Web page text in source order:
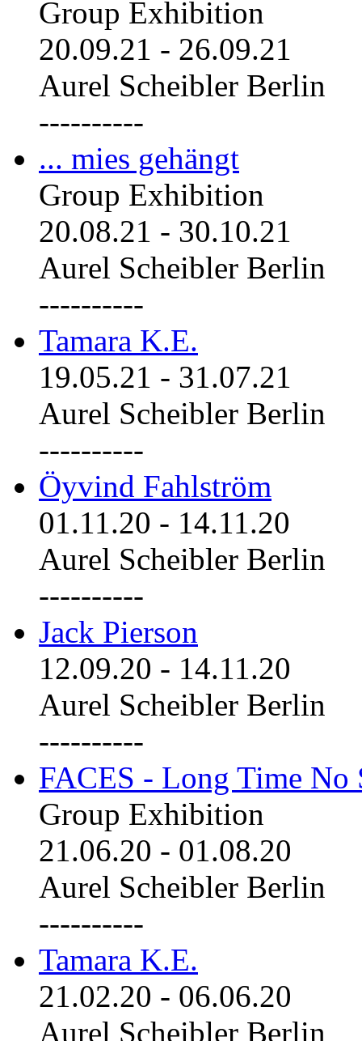
Group Exhibition
20.09.21 - 26.09.21
Aurel Scheibler Berlin
----------
... mies gehängt
Group Exhibition
20.08.21 - 30.10.21
Aurel Scheibler Berlin
----------
Tamara K.E.
19.05.21 - 31.07.21
Aurel Scheibler Berlin
----------
Öyvind Fahlström
01.11.20 - 14.11.20
Aurel Scheibler Berlin
----------
Jack Pierson
12.09.20 - 14.11.20
Aurel Scheibler Berlin
----------
FACES - Long Time No
Group Exhibition
21.06.20 - 01.08.20
Aurel Scheibler Berlin
----------
Tamara K.E.
21.02.20 - 06.06.20
Aurel Scheibler Berlin